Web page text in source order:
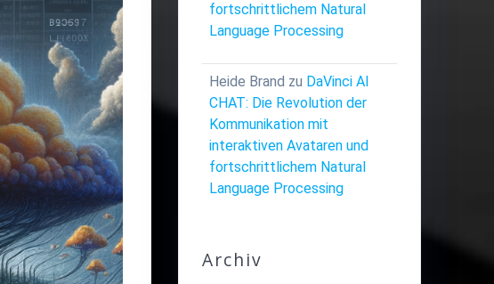
fortschrittlichem Natural
Language Processing
Heide Brand zu DaVinci AI
CHAT: Die Revolution der
Kommunikation mit
interaktiven Avataren und
fortschrittlichem Natural
Language Processing
Archiv